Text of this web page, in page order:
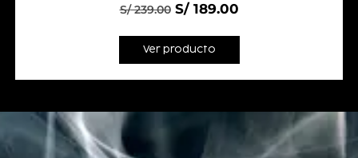
S/239.00 S/189.00
Ver producto